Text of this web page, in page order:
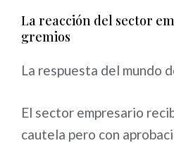
La reacción del sector
gremios
La respuesta del mundo
El sector empresario
cautela pero con